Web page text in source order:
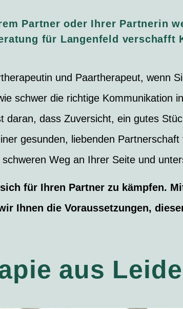
Partner oder Ihrer Partnerin
für Langenfeld verschafft
und Paartherapeut, wenn
schwer die richtige Kommunikation
daran, dass Zuversicht, ein gutes
gesunden, liebenden
schweren Weg an Ihrer Seite und
für Ihren Partner zu kämpfen.
Ihnen die Voraussetzungen,
aus